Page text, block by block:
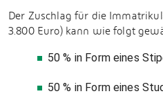
Der Zuschlag für die
3.800 Euro) kann wie folgt
50 % in Form eines
50 % in Form eines